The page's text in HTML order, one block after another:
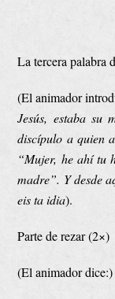
La tercera palabra
(El animador
Jesús, estaba su
discípulo a quien
“Mujer, he ahí tu
madre”. Y desde
eis ta idia).
Parte de rezar (2×)
(El animador dice:)